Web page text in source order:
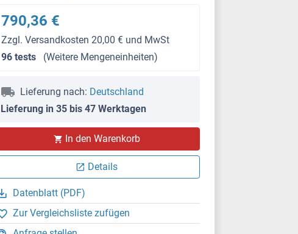
790,36 €
Zzgl. Versandkosten 20,00 € und MwSt
96 tests
(Weitere Mengeneinheiten)
Lieferung nach: Deutschland
Lieferung in 35 bis 47 Werktagen
In den Warenkorb
Details
Datenblatt (PDF)
Zur Vergleichsliste zufügen